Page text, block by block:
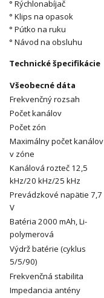
° Rýchlonabíjač
° Klips na opasok
° Pútko na ruku
° Návod na obsluhu
Technické špecifikácie
Všeobecné dáta
Frekvenčný rozsah
Počet kanálov
Počet zón
Maximálny počet kanálov
v zóne
Kanálová rozteč 12,5
kHz/20 kHz/25 kHz
Prevádzkové napätie 7,7
V
Batéria 2000 mAh, Li-
polymerová
Výdrž batérie (cyklus
5/5/90)
Frekvenčná stabilita
Impedancia antény